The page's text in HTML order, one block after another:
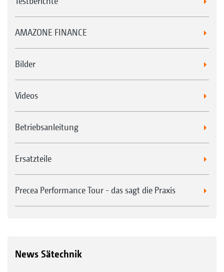
AMAZONE FINANCE
Bilder
Videos
Betriebsanleitung
Ersatzteile
Precea Performance Tour - das sagt die Praxis
News Sätechnik